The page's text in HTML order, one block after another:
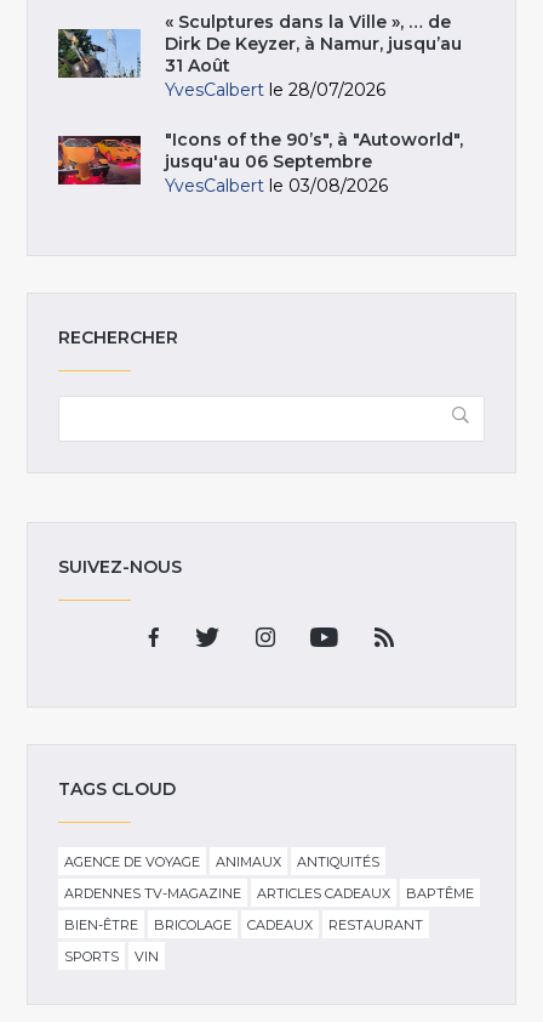
« Sculptures dans la Ville », … de
Dirk De Keyzer, à Namur, jusqu’au
31 Août
YvesCalbert le 28/07/2026
"Icons of the 90’s", à "Autoworld",
jusqu'au 06 Septembre
YvesCalbert le 03/08/2026
RECHERCHER
SUIVEZ-NOUS
TAGS CLOUD
AGENCE DE VOYAGE ANIMAUX
ANTIQUITÉS
ARDENNES TV-MAGAZINE
ARTICLES CADEAUX
BAPTÊME
BIEN-ÊTRE
BRICOLAGE CADEAUX
RESTAURANT
SPORTS
VIN